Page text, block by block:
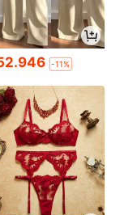
-11%